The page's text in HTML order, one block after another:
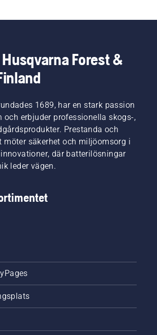
Husqvarna Forest &
1689, har en stark passion
och erbjuder professionella skogs-,
Prestanda och
möter säkerhet och miljöomsorg i
där batterilösningar
leder vägen.